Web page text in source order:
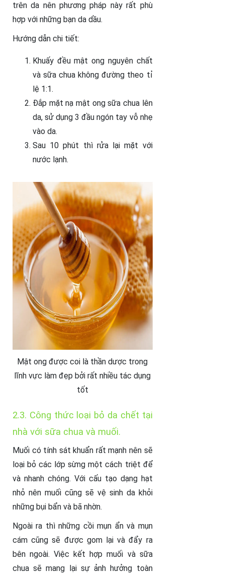
trên da nên phương pháp này rất phù
hợp với những bạn da dầu.
Hướng dẫn chi tiết:
Khuấy đều mật ong nguyên chất
và sữa chua không đường theo tỉ
lệ 1:1.
Đắp mặt nạ mật ong sữa chua lên
da, sử dụng 3 đầu ngón tay vỗ nhẹ
vào da.
Sau 10 phút thì rửa lại mặt với
nước lạnh.
Mật ong được coi là thần dược trong
lĩnh vực làm đẹp bởi rất nhiều tác dụng
tốt
2.3. Công thức loại bỏ da chết tại
nhà với sữa chua và muối.
Muối có tính sát khuẩn rất mạnh nên sẽ
loại bỏ các lớp sừng một cách triệt để
và nhanh chóng. Với cấu tạo dạng hạt
nhỏ nên muối cũng sẽ vệ sinh da khỏi
những bụi bẩn và bã nhờn.
Ngoài ra thì những cồi mụn ẩn và mụn
cám cũng sẽ được gom lại và đẩy ra
bên ngoài. Việc kết hợp muối và sữa
chua sẽ mang lại sự ảnh hưởng toàn